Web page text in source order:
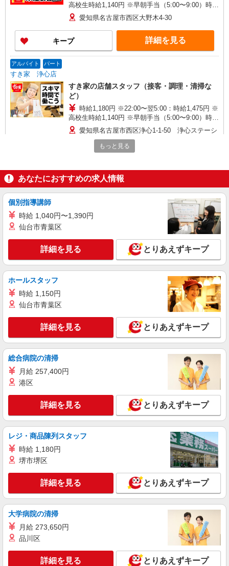
高校生時給1,140円 ※早朝手当（5:00〜9:00）時給
＋150円
愛知県名古屋市西区大野木4-30
キープ 詳細を見る
アルバイト パート
すき家 浄心店
すき家の店舗スタッフ（接客・調理・清掃な
ど）
時給1,180円 ※22:00〜翌5:00：時給1,475円 ※
高校生時給1,140円 ※早朝手当（5:00〜9:00）時給
＋150円
愛知県名古屋市西区浄心1-1-50 浄心ステーシ
ョンビル南館
接客・調理スタッフ（簡単な接客・調理・清
掃・など）
愛知県名古屋市西区児玉3丁目40番37号
キープ 詳細を見る
アルバイト
丸亀製麺ｍｏｚｏｗｏｎｄｅｒｃｉｔｙ店
キッチン・ホールスタッフ（ランチタイム）
時給1200円〜 ☆土日祝は時給50円UP!!
愛知県名古屋市西区二方町４０ｍｏｚｏｗｏｎ
キープ 詳細を見る
名阪食品株式会社 三重事業部
高等学校で50食程度の調理補助業務
時給：1,140〜1,200円
愛知県名古屋市西区天神山町４－７
詳細を見る
もっと見る
あなたにおすすめの求人情報
個別指導講師
時給 1,040円〜1,390円
仙台市青葉区
詳細を見る とりあえずキープ
ホールスタッフ
時給 1,150円
仙台市青葉区
詳細を見る とりあえずキープ
総合病院の清掃
月給 257,400円
港区
詳細を見る とりあえずキープ
レジ・商品陳列スタッフ
時給 1,180円
堺市堺区
詳細を見る とりあえずキープ
大学病院の清掃
月給 273,650円
品川区
詳細を見る とりあえずキープ